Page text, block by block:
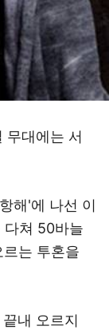
무대에는 서
해'에 나선 이
다쳐 50바늘
는 투혼을
내 오르지